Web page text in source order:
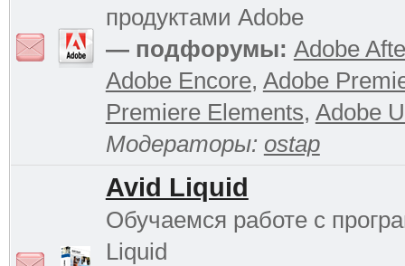
продуктами Adobe
— подфорумы: Adobe
Adobe Encore, Adobe
Premiere Elements, Adobe
Модераторы: ostap
Avid Liquid
Обучаемся работе с
Liquid